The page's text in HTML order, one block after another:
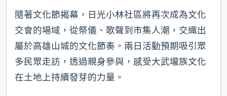
隨著文化節揭幕，日光小林社區將再次成為文化
交會的場域，從祭儀、歌聲到市集人潮，交織出
屬於高雄山城的文化節奏。兩日活動預期吸引眾
多民眾走訪，透過親身參與，感受大武壠族文化
在土地上持續發芽的力量。